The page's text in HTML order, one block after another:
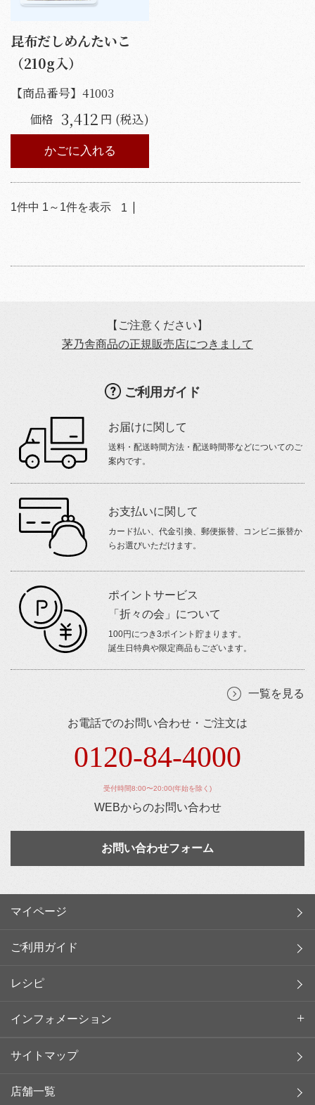
昆布だしめんたいこ
（210g入）
【商品番号】 41003
価格 3,412 円 (税込)
かごに入れる
1件中 1 ～ 1件を表示 1
【ご注意ください】
茅乃舎商品の正規販売店につきまして
ご利用ガイド
お届けに関して
送料・配送時間方法・配送時間帯などについてのご
案内です。
お支払いに関して
カード払い、代金引換、郵便振替、コンビニ振替か
らお選びいただけます。
ポイントサービス
「折々の会」について
100円につき3ポイント貯まります。
誕生日特典や限定商品もございます。
一覧を見る
お電話でのお問い合わせ・ご注文は
0120-84-4000
受付時間8:00〜20:00(年始を除く)
WEBからのお問い合わせ
お問い合わせフォーム
マイページ
ご利用ガイド
レシピ
インフォメーション
サイトマップ
店舗一覧